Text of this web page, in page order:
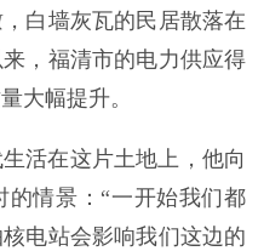
白墙灰瓦的民居散落在
，福清市的电力供应得
大幅提升。
活在这片土地上，他向
情景：“一开始我们都
电站会影响我们这边的